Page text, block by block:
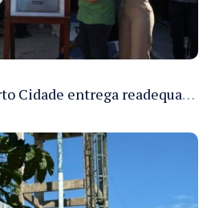
Governador Roberto Cidade entrega readequação do ambulatório da FCecon e amplia capacidade de atendimento oncológico em Manaus